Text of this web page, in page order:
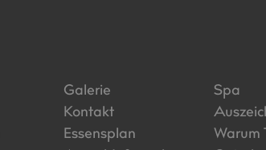
Galerie
Kontakt
Essensplan
Spa
Warum